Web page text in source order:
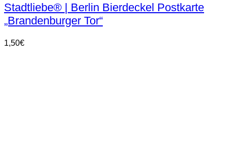
Stadtliebe® | Berlin Bierdeckel Postkarte
„Brandenburger Tor“
1,50€